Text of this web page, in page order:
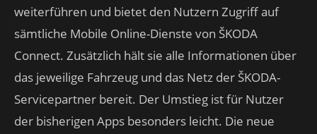
weiterführen und bietet den Nutzern Zugriff auf
sämtliche Mobile Online-Dienste von ŠKODA
Connect. Zusätzlich hält sie alle Informationen über
das jeweilige Fahrzeug und das Netz der ŠKODA-
Servicepartner bereit. Der Umstieg ist für Nutzer
der bisherigen Apps besonders leicht. Die neue